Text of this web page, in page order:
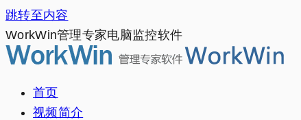
跳转至内容
WorkWin管理专家电脑监控软件
首页
视频简介